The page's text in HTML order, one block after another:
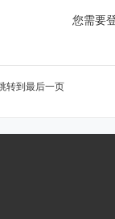
您需要
转到最后一页